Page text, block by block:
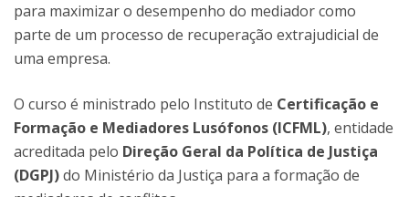
para maximizar o desempenho do mediador como
parte de um processo de recuperação extrajudicial de
uma empresa.
O curso é ministrado pelo Instituto de Certificação e
Formação e Mediadores Lusófonos (ICFML), entidade
acreditada pelo Direção Geral da Política de Justiça
(DGPJ)do Ministério da Justiça para a formação de